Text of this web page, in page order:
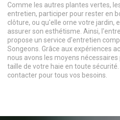
Comme les autres plantes vertes,
entretien, participer pour rester en
clôture, ou qu'elle orne votre jardin,
assurer son esthétisme. Ainsi,
propose un service d'entretien
Songeons. Grâce aux expériences
nous avons les moyens
taille de votre haie en toute
contacter pour tous vos besoins.